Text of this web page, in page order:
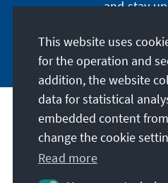
and stay
Our mission
Contact
This website uses
for the operation and
addition, the website
data for statistical
embedded content
change the cookie
Read more